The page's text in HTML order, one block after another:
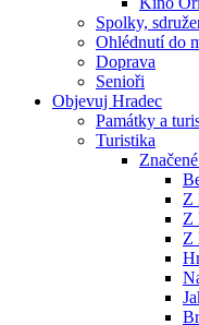
Spolky,
Ohlédnutí do
Doprava
Senioři
Objevuj Hradec
Památky a
Turistika
Z
Z
Z